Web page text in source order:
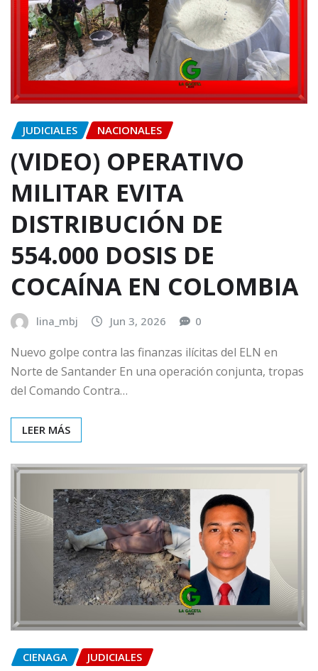
JUDICIALES NACIONALES
(VIDEO) OPERATIVO
MILITAR EVITA
DISTRIBUCIÓN DE
554.000 DOSIS DE
COCAÍNA EN COLOMBIA
lina_mbj Jun 3, 2026 0
Nuevo golpe contra las finanzas ilícitas del ELN en
Norte de Santander En una operación conjunta, tropas
del Comando Contra…
LEER MÁS
CIENAGA JUDICIALES